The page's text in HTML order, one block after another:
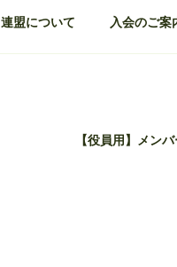
連盟について 入会のご案
【役員用】メン